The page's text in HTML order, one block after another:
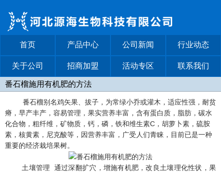
首页 产品中心 公司新闻 行业动态
关于公司 招商加盟 活动专区 联系我们
番石榴施用有机肥的方法
番石榴别名鸡矢果、拔子，为常绿小乔或灌木，适应性强，耐贫
瘠，早产丰产，容易管理，果实营养丰富，含有蛋白质，脂肪，碳水
化合物，粗纤维，矿物质，钙，磷，铁和维生素C，胡萝卜素，硫胺
素，核黄素，尼克酸等，因营养丰富，广受人们青睐，目前已是一种
重要的经济栽培果树。
土壤管理 通过深翻扩穴，增施有机肥，改良土壤理化性状，果